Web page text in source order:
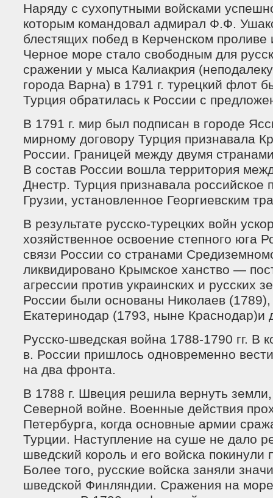
Наряду с сухопутными войсками
которым командовал адмирал Ф.Ф.
блестящих побед в Керченском
Черное море стало свободным для
сражении у мыса Калиакрия (неподалеку
города Варна) в 1791 г. турецкий флот
Турция обратилась к России с
В 1791 г. мир был подписан в городе
мирному договору Турция признавала
России. Границей между двумя
В состав России вошла территория
Днестр. Турция признавала российское
Грузии, установленное Георгиевским
В результате русско-турецких войн
хозяйственное освоение степного юга
связи России со странами
ликвидировано Крымское ханство —
агрессии против украинских и русских
России были основаны Николаев
Екатеринодар (1793, ныне Краснодар)и
Русско-шведская война 1788-1790 гг. В
в. России пришлось одновременно
на два фронта.
В 1788 г. Швеция решила вернуть
Северной войне. Военные действия
Петербурга, когда основные армии
Турции. Наступление на суше не дало
шведский король и его войска покинули
Более того, русские войска заняли
шведской Финляндии. Сражения на